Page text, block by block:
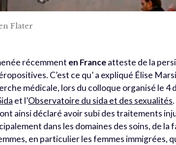
Flater
récemment en Franceatteste de la
C’est ce qu’ a expliqué Élise
médicale, lors du colloque organisé le 4
et l’Observatoire du sida et des sexualités
ainsi déclaré avoir subi des traitements
dans les domaines des soins, de la
en particulier les femmes immigrées,